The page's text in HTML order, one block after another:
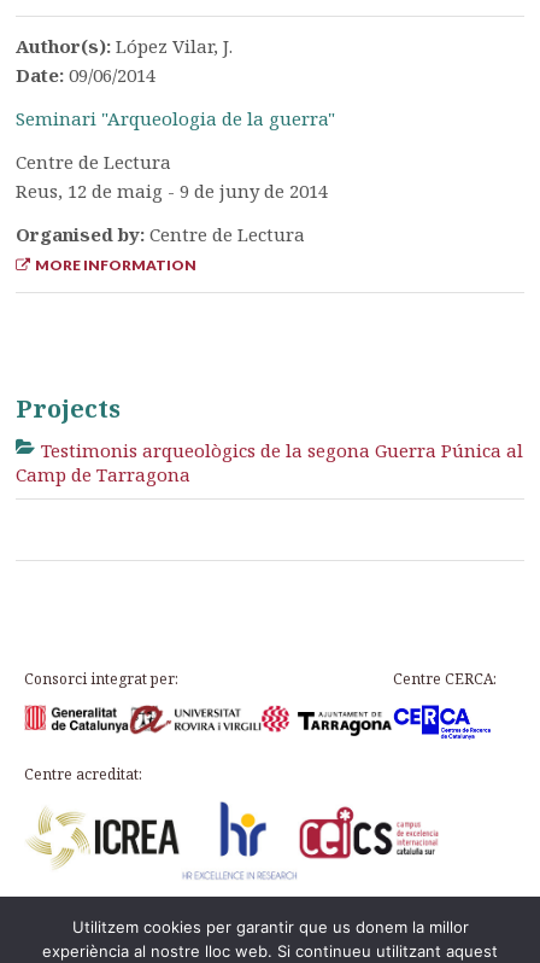
Author(s):López Vilar, J.
Date:09/06/2014
Seminari "Arqueologia de la guerra"
Centre de Lectura
Reus, 12 de maig - 9 de juny de 2014
Organised by:Centre de Lectura
MORE INFORMATION
Projects
Testimonis arqueològics de la segona Guerra Púnica al
Camp de Tarragona
Consorci integrat per: Centre CERCA:
Centre acreditat:
Plaça d’en Rovellat, s/n, 43003 Tarragona
Telephone: 977 24 91 33 · info@icac.cat
Utilitzem cookies per garantir que us donem la millor
experiència al nostre lloc web. Si continueu utilitzant aquest